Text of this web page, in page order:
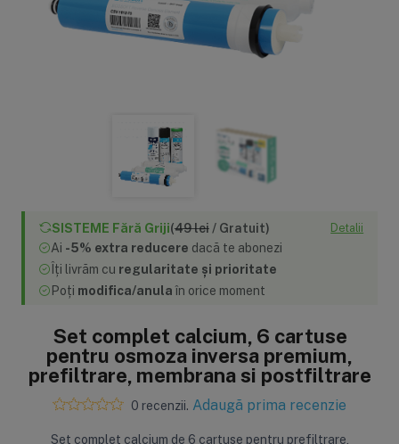
SISTEME Fără Griji(49 lei/ Gratuit) Detalii
Ai -5% extra reducere dacă te abonezi
Îți livrăm cu regularitate și prioritate
Poți modifica/anula în orice moment
Set complet calcium, 6 cartuse
pentru osmoza inversa premium,
prefiltrare, membrana si postfiltrare
0 recenzii. Adaugă prima recenzie
Set complet calcium de 6 cartuse pentru prefiltrare,